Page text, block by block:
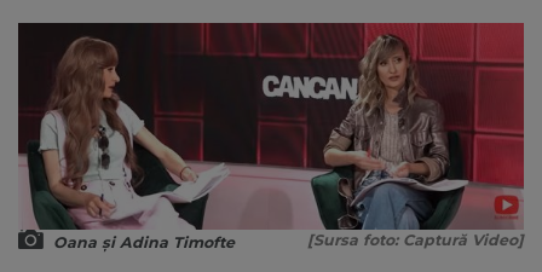
Oana și Adina Timofte [Sursa foto: Captură Video]